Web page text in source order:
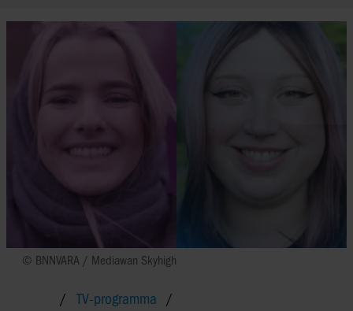
© BNNVARA / Mediawan Skyhigh
TV-programma